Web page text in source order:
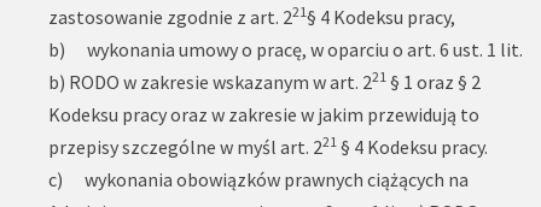
zastosowanie zgodnie z art. 221§ 4 Kodeksu pracy,
b) wykonania umowy o pracę, w oparciu o art. 6 ust. 1 lit.
b) RODO w zakresie wskazanym w art. 221 § 1 oraz § 2
Kodeksu pracy oraz w zakresie w jakim przewidują to
przepisy szczególne w myśl art. 221 § 4 Kodeksu pracy.
c) wykonania obowiązków prawnych ciążących na